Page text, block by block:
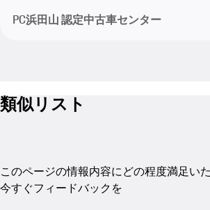
PC浜田山 認定中古車センター
類似リスト
このページの情報内容にどの程度満足い
今すぐフィードバックを